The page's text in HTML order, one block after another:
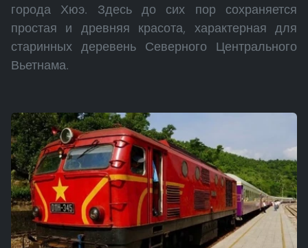
города Хюэ. Здесь до сих пор сохраняется
простая и древняя красота, характерная для
старинных деревень Северного Центрального
Вьетнама.